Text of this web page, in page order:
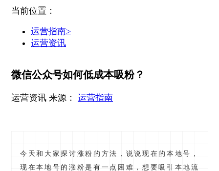
当前位置：
运营指南>
运营资讯
微信公众号如何低成本吸粉？
运营资讯 来源： 运营指南
今天和大家探讨涨粉的方法，说说现在的本地号，
现在本地号的涨粉是有一点困难，想要吸引本地流